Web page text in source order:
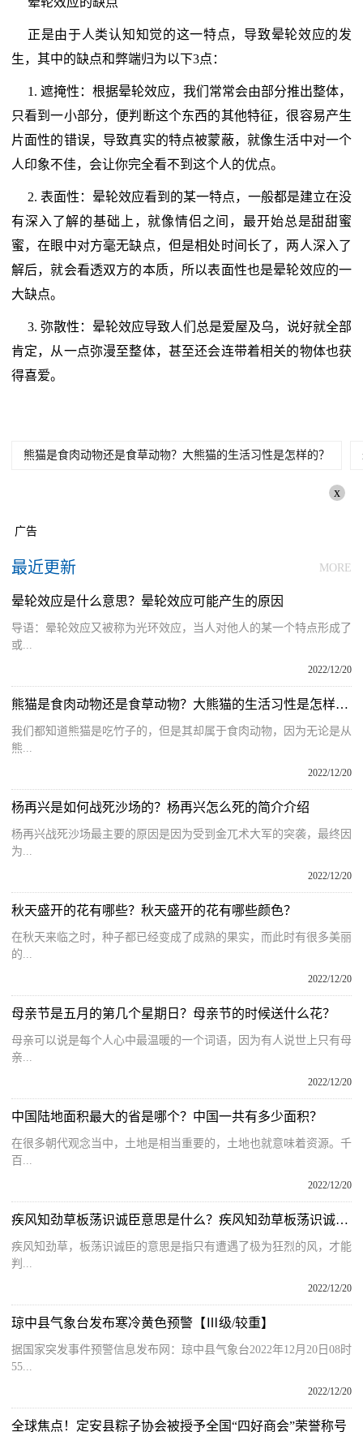
正是由于人类认知知觉的这一特点，导致晕轮效应的发
生，其中的缺点和弊端归为以下3点：
1. 遮掩性：根据晕轮效应，我们常常会由部分推出整体，
只看到一小部分，便判断这个东西的其他特征，很容易产生
片面性的错误，导致真实的特点被蒙蔽，就像生活中对一个
人印象不佳，会让你完全看不到这个人的优点。
2. 表面性：晕轮效应看到的某一特点，一般都是建立在没
有深入了解的基础上，就像情侣之间，最开始总是甜甜蜜
蜜，在眼中对方毫无缺点，但是相处时间长了，两人深入了
解后，就会看透双方的本质，所以表面性也是晕轮效应的一
大缺点。
3. 弥散性：晕轮效应导致人们总是爱屋及乌，说好就全部
肯定，从一点弥漫至整体，甚至还会连带着相关的物体也获
得喜爱。
熊猫是食肉动物还是食草动物？大熊猫的生活习性是怎样的？
x
广告
最近更新 MORE
晕轮效应是什么意思？晕轮效应可能产生的原因
导语：晕轮效应又被称为光环效应，当人对他人的某一个特点形成了
或...
2022/12/20
熊猫是食肉动物还是食草动物？大熊猫的生活习性是怎样的？
我们都知道熊猫是吃竹子的，但是其却属于食肉动物，因为无论是从
熊...
2022/12/20
杨再兴是如何战死沙场的？杨再兴怎么死的简介介绍
杨再兴战死沙场最主要的原因是因为受到金兀术大军的突袭，最终因
为...
2022/12/20
秋天盛开的花有哪些？秋天盛开的花有哪些颜色？
在秋天来临之时，种子都已经变成了成熟的果实，而此时有很多美丽
的...
2022/12/20
母亲节是五月的第几个星期日？母亲节的时候送什么花？
母亲可以说是每个人心中最温暖的一个词语，因为有人说世上只有母
亲...
2022/12/20
中国陆地面积最大的省是哪个？中国一共有多少面积？
在很多朝代观念当中，土地是相当重要的，土地也就意味着资源。千
百...
2022/12/20
疾风知劲草板荡识诚臣意思是什么？疾风知劲草板荡识诚臣全诗赏析
疾风知劲草，板荡识诚臣的意思是指只有遭遇了极为狂烈的风，才能
判...
2022/12/20
琼中县气象台发布寒冷黄色预警【Ⅲ级/较重】
据国家突发事件预警信息发布网：琼中县气象台2022年12月20日08时
55...
2022/12/20
全球焦点！定安县粽子协会被授予全国“四好商会”荣誉称号